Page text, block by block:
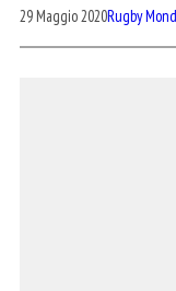
29 Maggio 2020Rugby